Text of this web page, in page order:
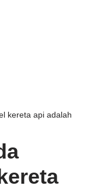
kereta api adalah